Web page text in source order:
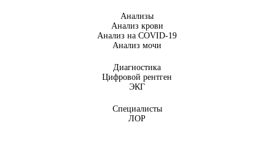
Анализы
Анализ крови
Анализ на COVID-19
Анализ мочи
Диагностика
Цифровой рентген
ЭКГ
Специалисты
ЛОР